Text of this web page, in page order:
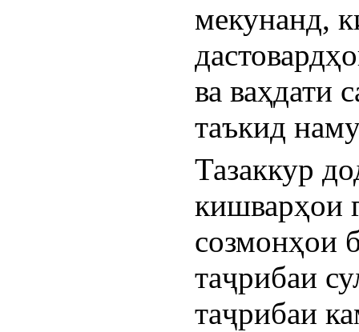
мекунанд,
ва ваҳдати
таъкид
Тазаккур
кишварҳои
созмонҳои
таҷрибаи
таҷрибаи